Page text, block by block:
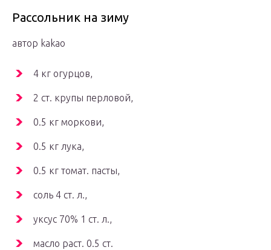
Рассольник на зиму
автор kakao
4 кг огурцов,
2 ст. крупы перловой,
0.5 кг моркови,
0.5 кг лука,
0.5 кг томат. пасты,
соль 4 ст. л.,
уксус 70% 1 ст. л.,
масло раст. 0.5 ст.